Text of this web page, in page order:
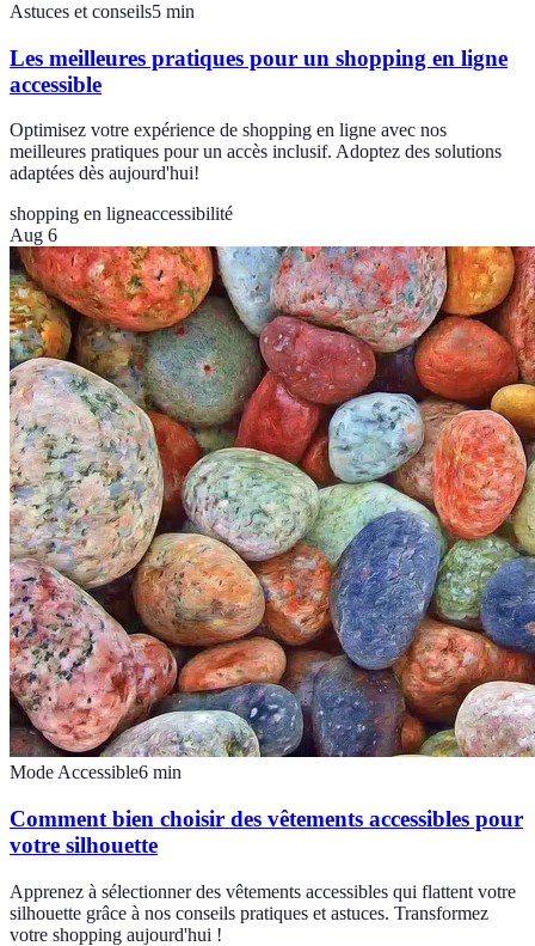
Astuces et conseils5 min
Les meilleures pratiques pour un shopping en ligne
accessible
Optimisez votre expérience de shopping en ligne avec nos
meilleures pratiques pour un accès inclusif. Adoptez des solutions
adaptées dès aujourd'hui!
shopping en ligneaccessibilité
Aug 6
Mode Accessible6 min
Comment bien choisir des vêtements accessibles pour
votre silhouette
Apprenez à sélectionner des vêtements accessibles qui flattent votre
silhouette grâce à nos conseils pratiques et astuces. Transformez
votre shopping aujourd'hui !